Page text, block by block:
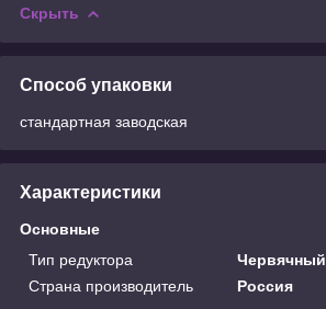
Скрыть
Способ упаковки
стандартная заводская
Характеристики
Основные
Тип редуктора
Червячный
Страна производитель
Россия